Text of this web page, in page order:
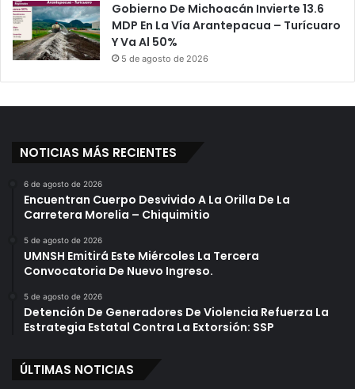
Gobierno De Michoacán Invierte 13.6
MDP En La Vía Arantepacua – Turícuaro
Y Va Al 50%
5 de agosto de 2026
NOTICIAS MÁS RECIENTES
6 de agosto de 2026
Encuentran Cuerpo Desvivido A La Orilla De La
Carretera Morelia – Chiquimitio
5 de agosto de 2026
UMNSH Emitirá Este Miércoles La Tercera
Convocatoria De Nuevo Ingreso.
5 de agosto de 2026
Detención De Generadores De Violencia Refuerza La
Estrategia Estatal Contra La Extorsión: SSP
ÚLTIMAS NOTICIAS